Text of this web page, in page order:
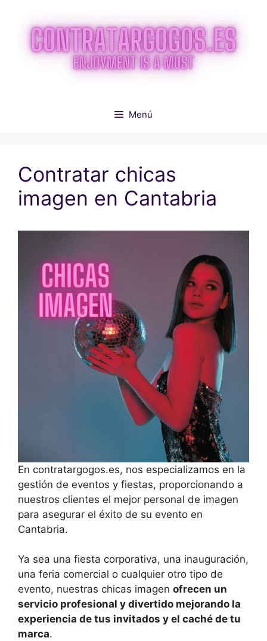
contenido
Menú
Contratar chicas
imagen en Cantabria
En contratargogos.es, nos especializamos en la
gestión de eventos y fiestas, proporcionando a
nuestros clientes el mejor personal de imagen
para asegurar el éxito de su evento en
Cantabria.
Ya sea una fiesta corporativa, una inauguración,
una feria comercial o cualquier otro tipo de
evento, nuestras chicas imagen ofrecen un
servicio profesional y divertido mejorando la
experiencia de tus invitados y el caché de tu
marca.